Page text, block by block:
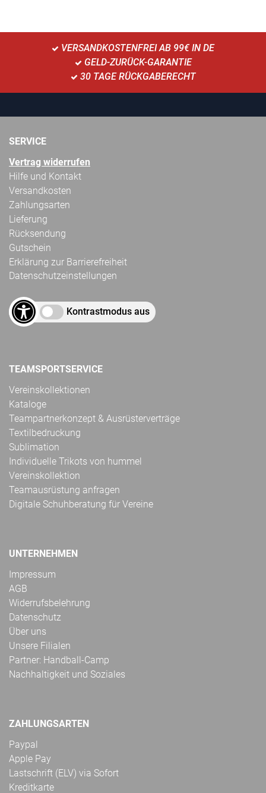
VERSANDKOSTENFREI AB 99€ IN DE
GELD-ZURÜCK-GARANTIE
30 TAGE RÜCKGABERECHT
SERVICE
Vertrag widerrufen
Hilfe und Kontakt
Versandkosten
Zahlungsarten
Lieferung
Rücksendung
Gutschein
Erklärung zur Barrierefreiheit
Datenschutzeinstellungen
Kontrastmodus aus
TEAMSPORTSERVICE
Vereinskollektionen
Kataloge
Teampartnerkonzept & Ausrüsterverträge
Textilbedruckung
Sublimation
Individuelle Trikots von hummel
Vereinskollektion
Teamausrüstung anfragen
Digitale Schuhberatung für Vereine
UNTERNEHMEN
Impressum
AGB
Widerrufsbelehrung
Datenschutz
Über uns
Unsere Filialen
Partner: Handball-Camp
Nachhaltigkeit und Soziales
ZAHLUNGSARTEN
Paypal
Apple Pay
Lastschrift (ELV) via Sofort
Kreditkarte